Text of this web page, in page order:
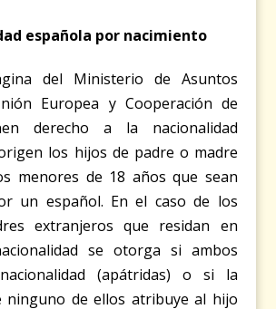
española por nacimiento
del Ministerio de Asuntos
Europea y Cooperación de
derecho a la nacionalidad
los hijos de padre o madre
menores de 18 años que sean
un español. En el caso de los
extranjeros que residan en
se otorga si ambos
(apátridas) o si la
ninguno de ellos atribuye al hijo